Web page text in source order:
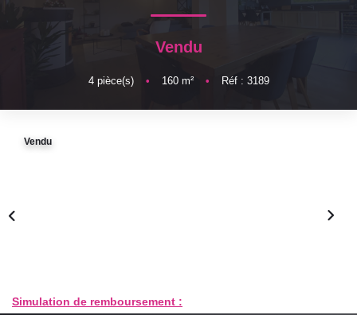
AGENCE
Vendu
4pièce(s) • 160m² • Réf : 3189
Vendu
Simulation de remboursement :